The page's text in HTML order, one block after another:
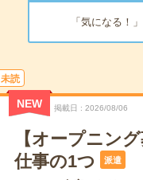
「気になる！
未読
NEW 掲載日 2026/08/06
【オープニン
仕事の1つ
派遣